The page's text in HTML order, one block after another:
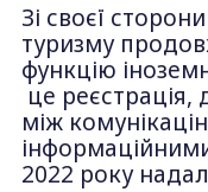
Зі своєї
туризму
функцію
це реєстрація,
між
2022 року